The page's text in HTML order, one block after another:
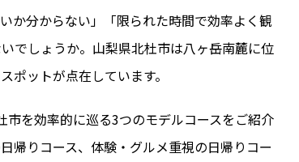
か分からない」「限られた時間で効率よく観
でしょうか。山梨県北杜市は八ヶ岳南麓に位
ポットが点在しています。
を効率的に巡る3つのモデルコースをご紹介
帰りコース、体験・グルメ重視の日帰りコー